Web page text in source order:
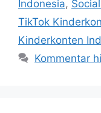
Indonesia,
TikTok
Kinderkonten
Kommentar